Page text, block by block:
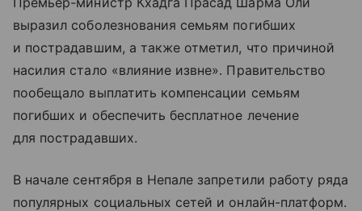
выразил соболезнования семьям погибших
и пострадавшим, а также отметил, что причиной
насилия стало «влияние извне». Правительство
пообещало выплатить компенсации семьям
погибших и обеспечить бесплатное лечение
для пострадавших.
В начале сентября в Непале запретили работу ряда
популярных социальных сетей и онлайн-платформ.